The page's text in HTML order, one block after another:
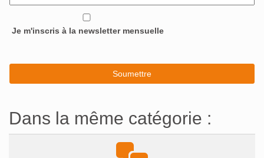
Je m'inscris à la newsletter mensuelle
Dans la même catégorie :